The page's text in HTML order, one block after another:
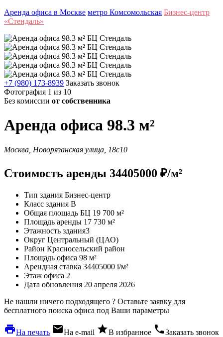
Аренда офиса в Москве метро Комсомольская Бизнес-центр
«Стендаль»
+7 (980) 173-8939 Заказать звонок
Фотография 1 из 10
Без комиссии от собственника
Аренда офиса 98.3 м²
Москва, Новорязанская улица, 18с10
Стоимость аренды 34405000 ₽/м²
Тип здания Бизнес-центр
Класс здания B
Общая площадь БЦ 19 700 м²
Площадь аренды 17 730 м²
Этажность здания3
Округ Центральный (ЦАО)
Район Красносельский район
Площадь офиса 98 м²
Арендная ставка 34405000 i/м²
Этаж офиса 2
Дата обновления 20 апреля 2026
Не нашли ничего подходящего ? Оставьте заявку для
бесплатного поиска офиса под Ваши параметры
local_printshopНа печать local_post_officeНа e-mail starВ избранное phoneЗаказать звонок